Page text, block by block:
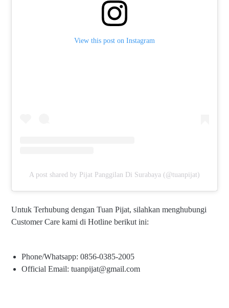
View this post on Instagram
A post shared by Pijat Panggilan Di Surabaya (@tuanpijat)
Untuk Terhubung dengan Tuan Pijat, silahkan menghubungi
Customer Care kami di Hotline berikut ini:
Phone/Whatsapp: 0856-0385-2005
Official Email: tuanpijat@gmail.com